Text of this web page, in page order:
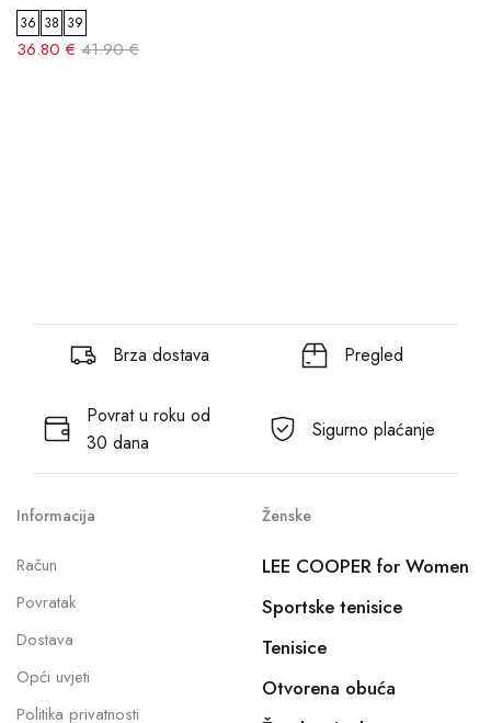
36 38 39
36.80 € 41.90 €
Brza dostava Pregled
Povrat u roku od
30 dana
Sigurno plaćanje
Informacija
Račun
Povratak
Dostava
Opći uvjeti
Politika privatnosti
Ženske
LEE COOPER for Women
Sportske tenisice
Tenisice
Otvorena obuća